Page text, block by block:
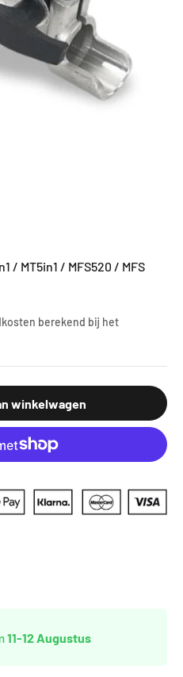
/ MT5in1 / MFS520 / MFS
berekend bij het
winkelwagen
11-12 Augustus